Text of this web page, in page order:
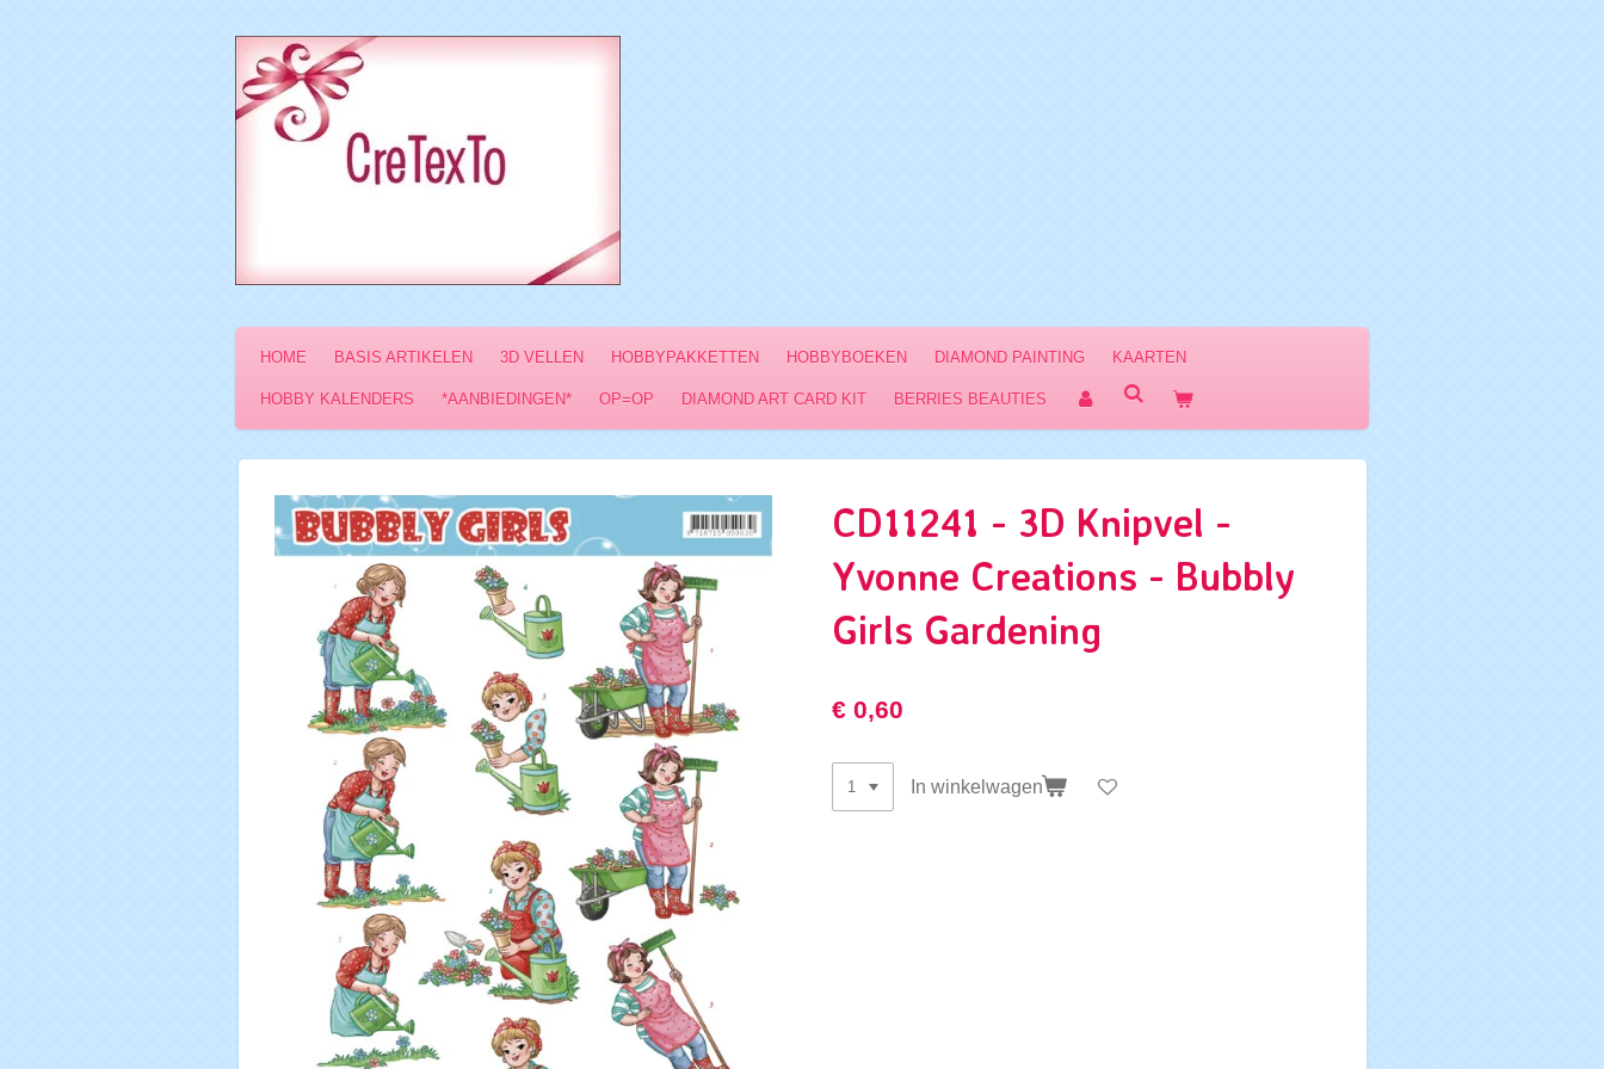
HOME BASIS ARTIKELEN 3D VELLEN HOBBYPAKKETTEN HOBBYBOEKEN DIAMOND PAINTING KAARTEN
HOBBY KALENDERS *AANBIEDINGEN* OP=OP DIAMOND ART CARD KIT BERRIES BEAUTIES
CD11241 - 3D Knipvel -
Yvonne Creations - Bubbly
Girls Gardening
€ 0,60
In winkelwagen